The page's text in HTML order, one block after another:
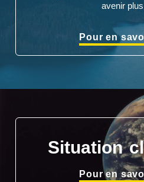
avenir
Pour en
Situation
Pour en